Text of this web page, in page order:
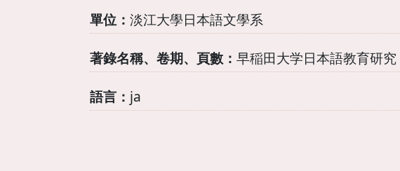
單位： 淡江大學日本語文學系
著錄名稱、卷期、頁數： 早稲田大学日本語教育研
語言： ja